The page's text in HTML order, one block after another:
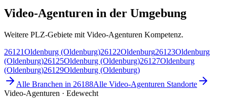
Video-Agenturen in der Umgebung
Weitere PLZ-Gebiete mit Video-Agenturen Kompetenz.
26121Oldenburg (Oldenburg)26122Oldenburg26123Oldenburg
(Oldenburg)26125Oldenburg (Oldenburg)26127Oldenburg
(Oldenburg)26129Oldenburg (Oldenburg)
Alle Branchen in 26188Alle Video-Agenturen Standorte
Video-Agenturen · Edewecht